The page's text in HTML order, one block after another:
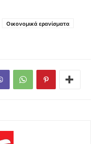
Οικονομικά ερανίσματα